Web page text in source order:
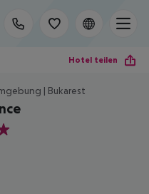
Hotel teilen
| Bukarest